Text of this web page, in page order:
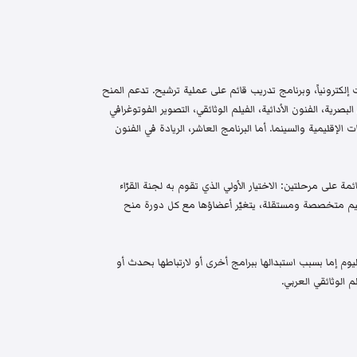
وبرنامج تدريب قائم على عملية ترشيح. تدعم المنح
الفنون الأدائية، الفيلم الوثائقي، التصوير الفوتوغرافي
والسينما. أما البرنامج العاشر، الريادة في الفنون
قائمة على مرحلتين: الاختيار الأولي الذي تقوم به لجنة القرّاء
متخصصة ومستقلة، يتغيّر أعضاؤها مع كل دورة منح
إما بسبب استبدالها ببرامج أخرى أو لارتباطها بحدث أو
الوثائقي العربي.